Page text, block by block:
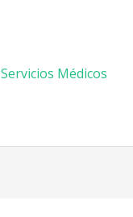
Servicios Médicos